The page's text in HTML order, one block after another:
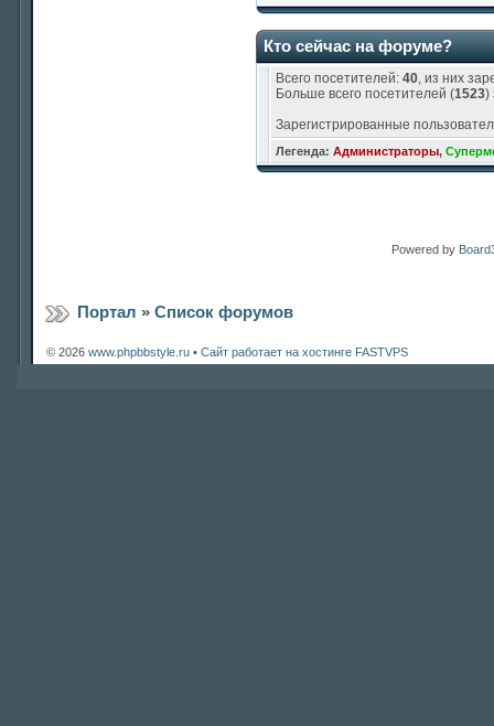
Кто сейчас на форуме?
Всего посетителей: 40, из них
Больше всего посетителей (1523)
Зарегистрированные
Легенда: Администраторы,
Powered by
Портал »Список форумов
© 2026 www.phpbbstyle.ru • Сайт работает на хостинге FASTVPS